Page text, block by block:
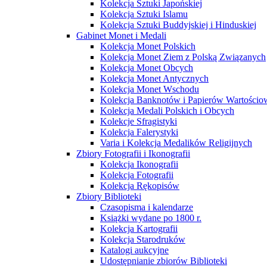
Kolekcja Sztuki Japońskiej
Kolekcja Sztuki Islamu
Kolekcja Sztuki Buddyjskiej i Hinduskiej
Gabinet Monet i Medali
Kolekcja Monet Polskich
Kolekcja Monet Ziem z Polską Związanych
Kolekcja Monet Obcych
Kolekcja Monet Antycznych
Kolekcja Monet Wschodu
Kolekcja Banknotów i Papierów
Kolekcja Medali Polskich i Obcych
Kolekcje Sfragistyki
Kolekcja Falerystyki
Varia i Kolekcja Medalików Religijnych
Zbiory Fotografii i Ikonografii
Kolekcja Ikonografii
Kolekcja Fotografii
Kolekcja Rękopisów
Zbiory Biblioteki
Czasopisma i kalendarze
Książki wydane po 1800 r.
Kolekcja Kartografii
Kolekcja Starodruków
Katalogi aukcyjne
Udostępnianie zbiorów Biblioteki